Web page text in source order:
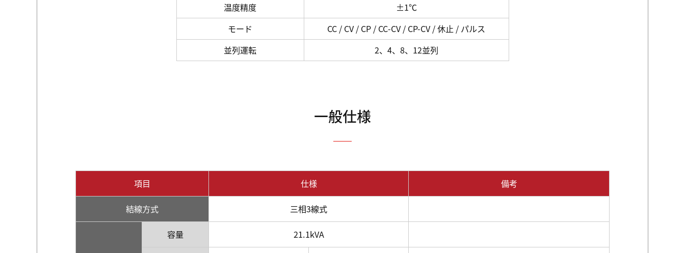
温度精度
±1℃
モード
CC / CV / CP / CC-CV / CP-CV / 休止 / パルス
並列運転
2、4、8、12並列
一般仕様
項目 仕様 備考
結線方式 三相3線式
容量 21.1kVA